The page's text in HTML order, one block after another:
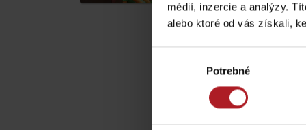
médií, inzercie a analýzy.
alebo ktoré od vás získali,
Potrebné
Chaty a útulne
Vaša e-mailová
Komentár*